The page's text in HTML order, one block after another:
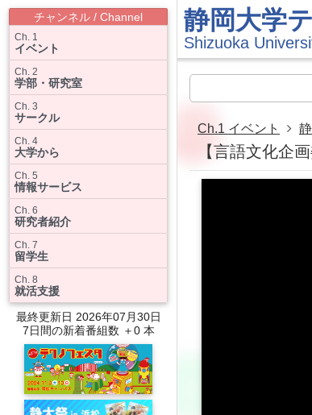
静岡大学
Shizuoka
チャンネル / Channel
Ch. 1
イベント
Ch. 2
学部・研究室
Ch. 3
サークル
Ch. 4
大学から
Ch. 5
情報サービス
Ch. 6
研究者紹介
Ch. 7
留学生
Ch. 8
就活支援
最終更新日 2026年07月30日
7日間の新着番組数 ＋0 本
Ch.1 イベント
【言語文化企